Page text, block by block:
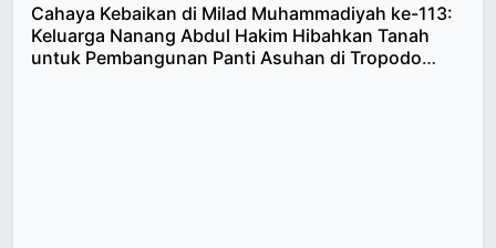
Cahaya Kebaikan di Milad Muhammadiyah ke-113:
Keluarga Nanang Abdul Hakim Hibahkan Tanah
untuk Pembangunan Panti Asuhan di Tropodo